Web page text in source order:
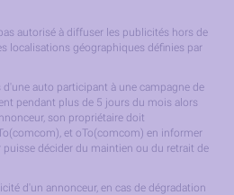
autorisé à diffuser les publicités hors de
localisations géographiques définies par
auto participant à une campagne de
pendant plus de 5 jours du mois alors
son propriétaire doit
et oTo(comcom) en informer
puisse décider du maintien ou du retrait de
d'un annonceur, en cas de dégradation